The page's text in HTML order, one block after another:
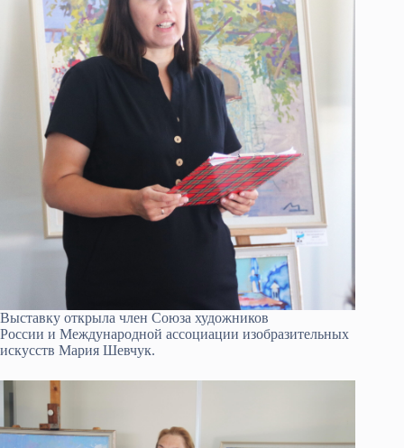
Выставку открыла член Союза художников
России и Международной ассоциации изобразительных
искусств Мария Шевчук.